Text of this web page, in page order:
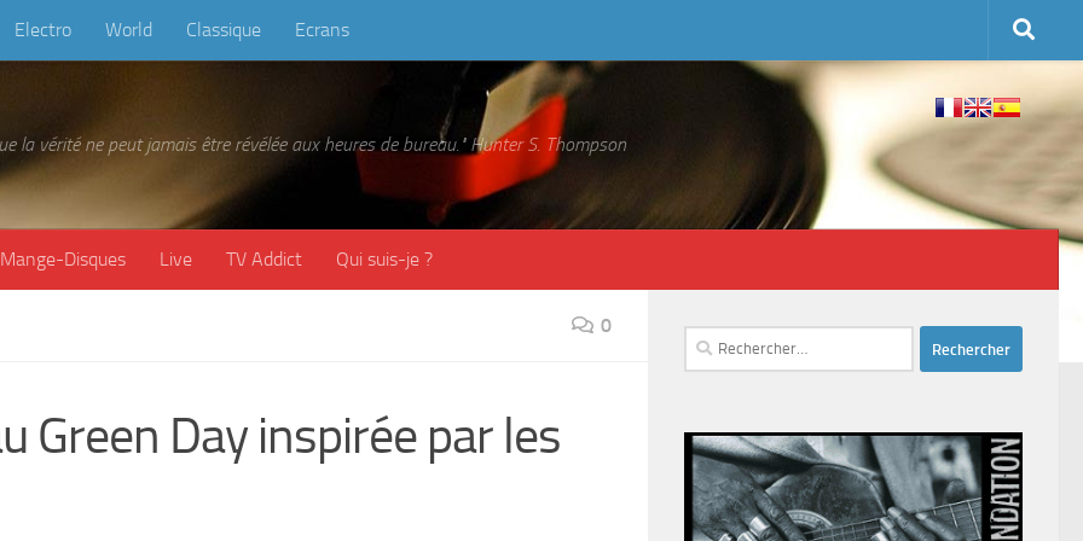
Electro World Classique Ecrans
la vérité ne peut jamais être révélée aux heures de bureau." Hunter S. Thompson
Mange-Disques Live TV Addict Qui suis-je ?
0
Green Day inspirée par les
Rechercher :